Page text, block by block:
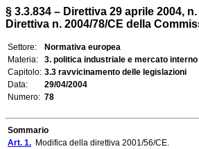
§ 3.3.834 – Direttiva 29 aprile 2004, n.
Direttiva n. 2004/78/CE della
Settore:
Normativa europea
Materia:
3. politica industriale e mercato interno
Capitolo: 3.3 ravvicinamento delle legislazioni
Data:
29/04/2004
Numero: 78
Sommario
Art. 1. Modifica della direttiva 2001/56/CE.